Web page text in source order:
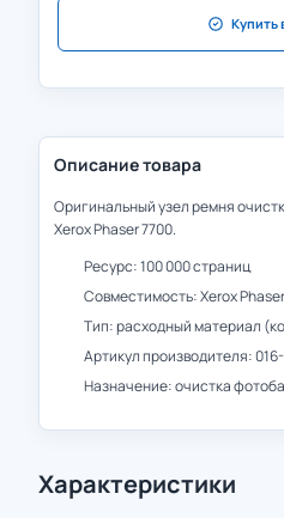
Купить
Описание товара
Оригинальный узел ремня
Xerox Phaser 7700.
Ресурс: 100 000 страниц
Совместимость: Xerox
Тип: расходный материал
Артикул производителя:
Назначение: очистка
Характеристики